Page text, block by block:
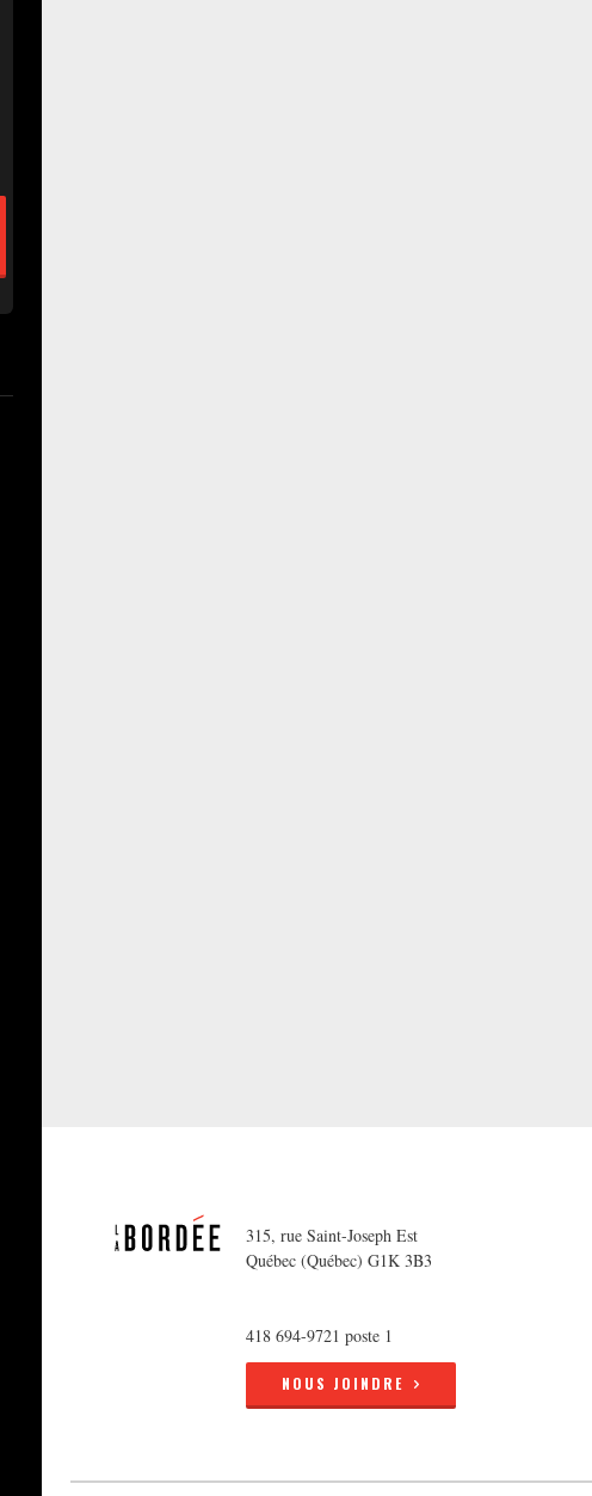
315, rue Saint-Joseph Est
Québec (Québec) G1K 3B3
418 694-9721 poste 1
NOUS JOINDRE